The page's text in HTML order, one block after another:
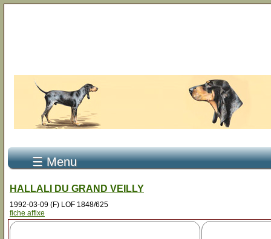
☰ Menu
HALLALI DU GRAND VEILLY
1992-03-09 (F) LOF 1848/625
fiche affixe